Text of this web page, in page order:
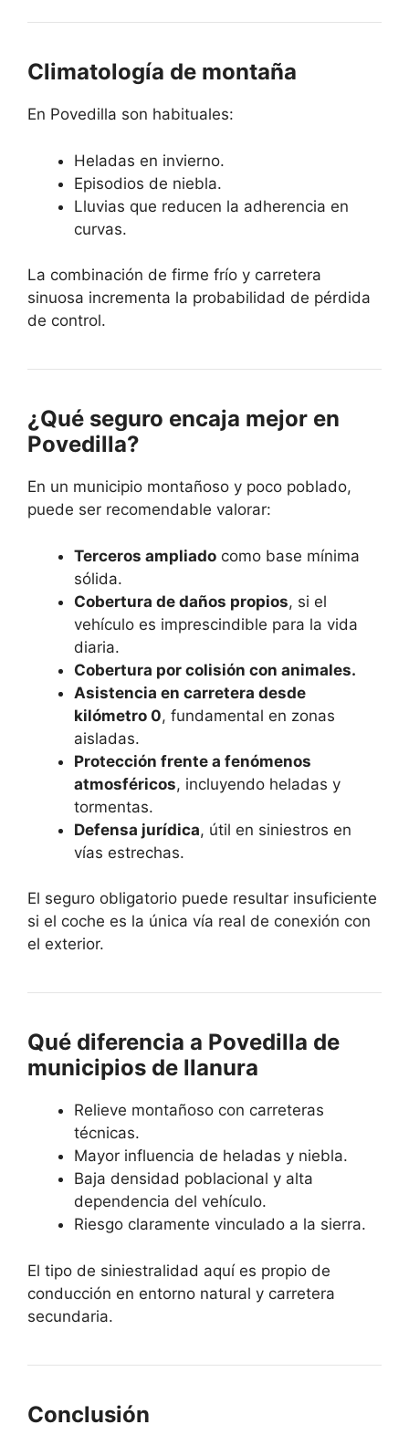
Climatología de montaña
En Povedilla son habituales:
Heladas en invierno.
Episodios de niebla.
Lluvias que reducen la adherencia en
curvas.
La combinación de firme frío y carretera
sinuosa incrementa la probabilidad de pérdida
de control.
¿Qué seguro encaja mejor en
Povedilla?
En un municipio montañoso y poco poblado,
puede ser recomendable valorar:
Terceros ampliado como base mínima
sólida.
Cobertura de daños propios, si el
vehículo es imprescindible para la vida
diaria.
Cobertura por colisión con animales.
Asistencia en carretera desde
kilómetro 0, fundamental en zonas
aisladas.
Protección frente a fenómenos
atmosféricos, incluyendo heladas y
tormentas.
Defensa jurídica, útil en siniestros en
vías estrechas.
El seguro obligatorio puede resultar insuficiente
si el coche es la única vía real de conexión con
el exterior.
Qué diferencia a Povedilla de
municipios de llanura
Relieve montañoso con carreteras
técnicas.
Mayor influencia de heladas y niebla.
Baja densidad poblacional y alta
dependencia del vehículo.
Riesgo claramente vinculado a la sierra.
El tipo de siniestralidad aquí es propio de
conducción en entorno natural y carretera
secundaria.
Conclusión